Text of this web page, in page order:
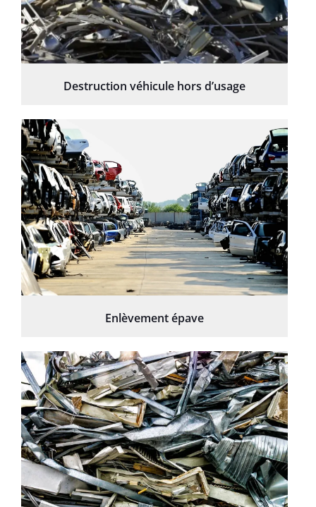
Destruction véhicule hors d’usage
Enlèvement épave